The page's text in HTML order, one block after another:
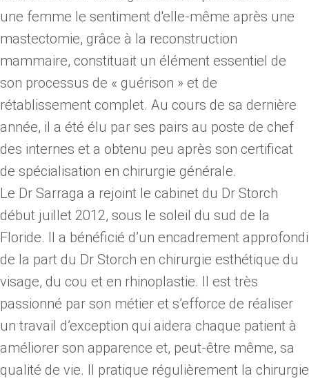
une femme le sentiment d'elle-même après une
mastectomie, grâce à la reconstruction
mammaire, constituait un élément essentiel de
son processus de « guérison » et de
rétablissement complet. Au cours de sa dernière
année, il a été élu par ses pairs au poste de chef
des internes et a obtenu peu après son certificat
de spécialisation en chirurgie générale.
Le Dr Sarraga a rejoint le cabinet du Dr Storch
début juillet 2012, sous le soleil du sud de la
Floride. Il a bénéficié d’un encadrement approfondi
de la part du Dr Storch en chirurgie esthétique du
visage, du cou et en rhinoplastie. Il est très
passionné par son métier et s’efforce de réaliser
un travail d’exception qui aidera chaque patient à
améliorer son apparence et, peut-être même, sa
qualité de vie. Il pratique régulièrement la chirurgie